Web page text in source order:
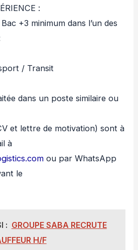
:
+3 minimum dans l’un des
/ Transit
dans un poste similaire ou
et lettre de motivation) sont à
à
ou par WhatsApp
le
: GROUPE SABA RECRUTE
H/F